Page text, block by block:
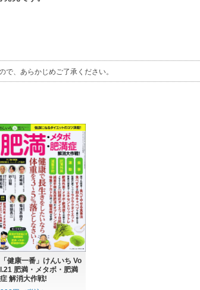
、あらかじめご了承ください。
「健康一番」けんいち Vo
l.21 肥満・メタボ・肥満
症 解消大作戦!